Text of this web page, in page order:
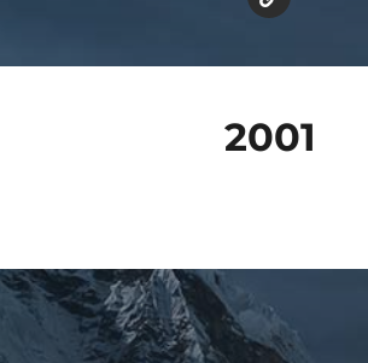
2001
ARCHIVES